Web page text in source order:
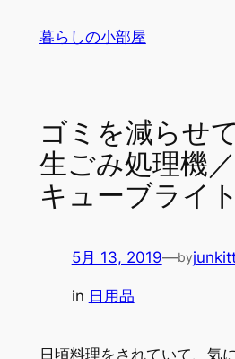
暮らしの小部屋
ゴミを減らせ
生ごみ処理機
キューブライト
5月 13, 2019—by
in 日用品
日頃料理をされていて、気